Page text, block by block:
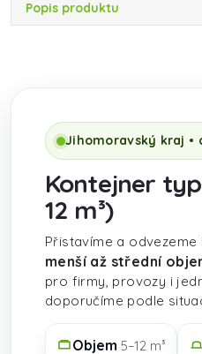
Popis produktu
Jihomoravský kraj •
Kontejner typ
12 m³)
Přistavíme a
menší až střední
pro firmy, provozy i
doporučíme podle
Objem 5–12 m³